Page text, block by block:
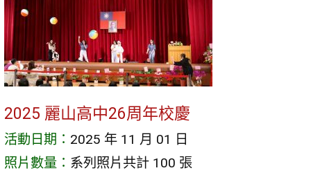
2025 麗山高中26周年校慶
活動日期： 2025 年 11 月 01 日
照片數量： 系列照片共計 100 張